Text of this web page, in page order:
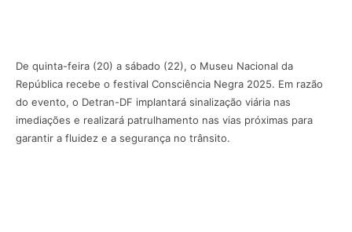
De quinta-feira (20) a sábado (22), o Museu Nacional da
República recebe o festival Consciência Negra 2025. Em razão
do evento, o Detran-DF implantará sinalização viária nas
imediações e realizará patrulhamento nas vias próximas para
garantir a fluidez e a segurança no trânsito.